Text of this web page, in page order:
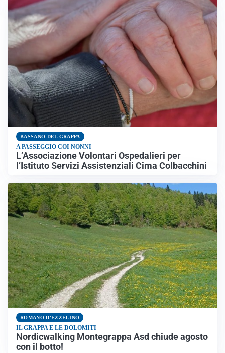
BASSANO DEL GRAPPA
A PASSEGGIO COI NONNI
L’Associazione Volontari Ospedalieri per
l’Istituto Servizi Assistenziali Cima Colbacchini
ROMANO D'EZZELINO
IL GRAPPA E LE DOLOMITI
Nordicwalking Montegrappa Asd chiude agosto
con il botto!